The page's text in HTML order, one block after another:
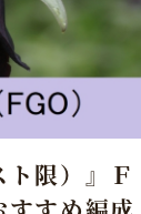
ト限）』Ｆ